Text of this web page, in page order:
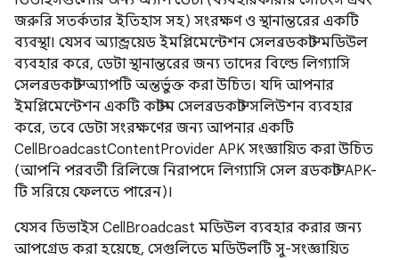
জরুরি সতর্কতার ইতিহাস সহ) সংরক্ষণ ও স্থানান্তরের একটি
ব্যবস্থা। যেসব অ্যান্ড্রয়েড ইমপ্লিমেন্টেশন সেলব্রডকাস্ট মডিউল
ব্যবহার করে, ডেটা স্থানান্তরের জন্য তাদের বিল্ডে লিগ্যাসি
সেলব্রডকাস্ট অ্যাপটি অন্তর্ভুক্ত করা উচিত। যদি আপনার
ইমপ্লিমেন্টেশন একটি কাস্টম সেলব্রডকাস্ট সলিউশন ব্যবহার
করে, তবে ডেটা সংরক্ষণের জন্য আপনার একটি
CellBroadcastContentProvider APK সংজ্ঞায়িত করা উচিত
(আপনি পরবর্তী রিলিজে নিরাপদে লিগ্যাসি সেল ব্রডকাস্ট APK-
টি সরিয়ে ফেলতে পারেন)।
যেসব ডিভাইস CellBroadcast মডিউল ব্যবহার করার জন্য
আপগ্রেড করা হয়েছে, সেগুলিতে মডিউলটি সু-সংজ্ঞায়িত